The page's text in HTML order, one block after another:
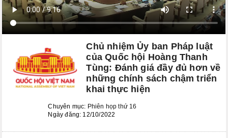
Kỳ họp bất thường lần thứ 9
Kỳ họp thứ 6
Kỳ họp thứ 5
KỲ HỌP BẤT THƯỜNG LẦN THỨ 2
CÁC PHIÊN HỌP UBTVQH
Phiên họp thứ 29
Chủ nhiệm Ủy ban Pháp luật
của Quốc hội Hoàng Thanh
Tùng: Đánh giá đầy đủ hơn về
những chính sách chậm triển
khai thực hiện
Chuyên mục: Phiên họp thứ 16
Ngày đăng: 12/10/2022